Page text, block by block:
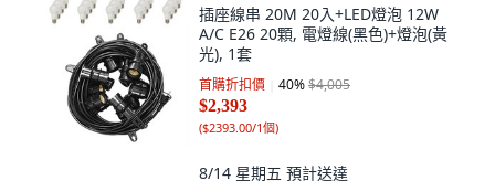
插座線串 20M 20入+LED燈泡 12W
A/C E26 20顆, 電燈線(黑色)+燈泡(黃
光), 1套
首購折扣價 40%$4,005
$2,393
($2393.00/1個)
8/14 星期五 預計送達